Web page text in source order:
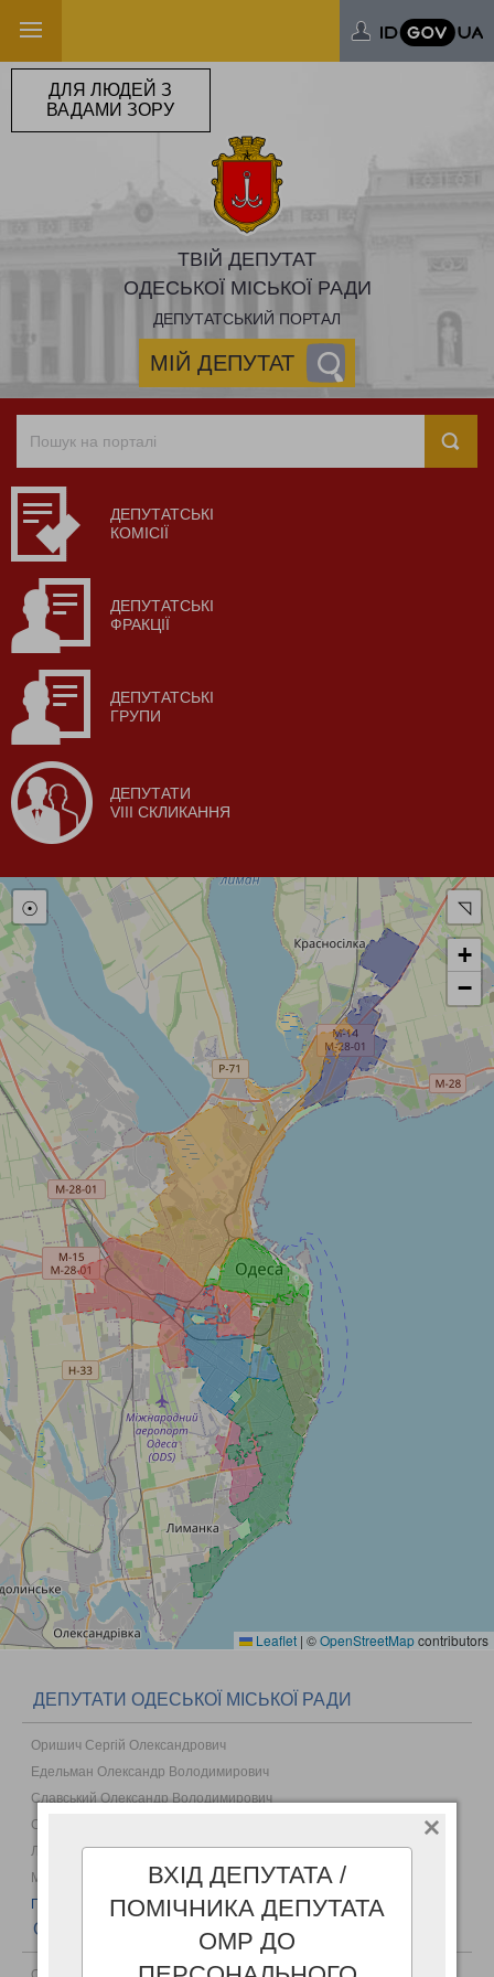
ТВІЙ ДЕПУТАТ
ОДЕСЬКОЇ МІСЬКОЇ РАДИ
ДЕПУТАТСЬКИЙ ПОРТАЛ
МІЙ ДЕПУТАТ
ДЛЯ ЛЮДЕЙ З
ВАДАМИ ЗОРУ
ДЕПУТАТСЬКІ
КОМІСІЇ
ДЕПУТАТСЬКІ
ФРАКЦІЇ
ДЕПУТАТСЬКІ
ГРУПИ
ДЕПУТАТИ
VIII СКЛИКАННЯ
☉ ◹
+
−
Leaflet | ©OpenStreetMapcontributors
ДЕПУТАТИ ОДЕСЬКОЇ МІСЬКОЇ РАДИ
Оришич Сергій Олександрович
Едельман Олександр Володимирович
Славський Олександр Володимирович
Сеник Роман Віталійович
Лозовенко Марина Костянтинівна
Мандриченко Жанна Василівна
Повний список...
ОКРУГИ
ВХІД ДЕПУТАТА /
ПОМІЧНИКА ДЕПУТАТА
ОМР ДО